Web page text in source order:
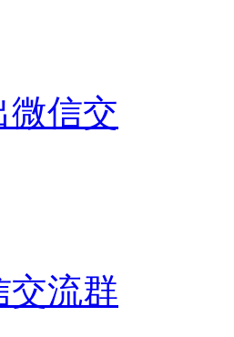
微信交
交流群